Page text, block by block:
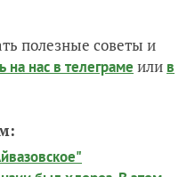
полезные советы и
на нас в телеграме или в